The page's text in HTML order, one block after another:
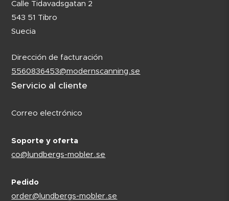
Calle Tidavadsgatan 2
543 51 Tibro
Suecia
Dirección de facturación
5560836453@modernscanning.se
Servicio al cliente
Correo electrónico
Soporte y oferta
co@lundbergs-mobler.se
Pedido
order@lundbergs-mobler.se